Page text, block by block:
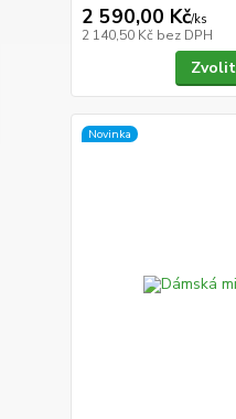
2 590,00 Kč/ks
2 140,50 Kč bez DPH
Novinka